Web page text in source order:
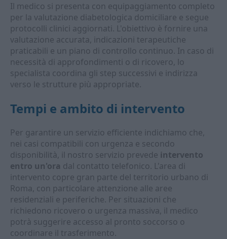
Il medico si presenta con equipaggiamento completo
per la valutazione diabetologica domiciliare e segue
protocolli clinici aggiornati. L'obiettivo è fornire una
valutazione accurata, indicazioni terapeutiche
praticabili e un piano di controllo continuo. In caso di
necessità di approfondimenti o di ricovero, lo
specialista coordina gli step successivi e indirizza
verso le strutture più appropriate.
Tempi e ambito di intervento
Per garantire un servizio efficiente indichiamo che,
nei casi compatibili con urgenza e secondo
disponibilità, il nostro servizio prevede intervento
entro un'ora dal contatto telefonico. L'area di
intervento copre gran parte del territorio urbano di
Roma, con particolare attenzione alle aree
residenziali e periferiche. Per situazioni che
richiedono ricovero o urgenza massiva, il medico
potrà suggerire accesso al pronto soccorso o
coordinare il trasferimento.